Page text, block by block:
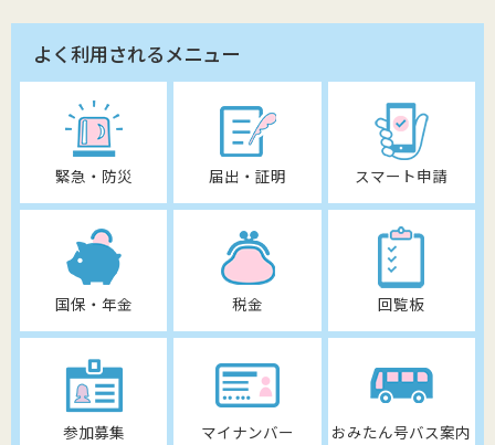
よく利用されるメニュー
緊急・防災 届出・証明 スマート申請
国保・年金 税金 回覧板
参加募集 マイナンバー おみたん号バス案内